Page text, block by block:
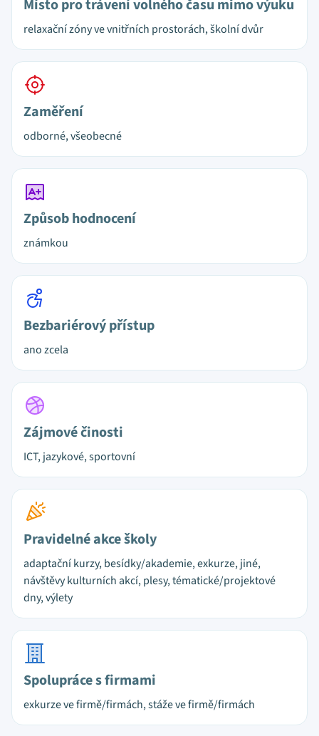
Místo pro trávení volného času mimo výuku
relaxační zóny ve vnitřních prostorách, školní dvůr
Zaměření
odborné, všeobecné
Způsob hodnocení
známkou
Bezbariérový přístup
ano zcela
Zájmové činosti
ICT, jazykové, sportovní
Pravidelné akce školy
adaptační kurzy, besídky/akademie, exkurze, jiné,
návštěvy kulturních akcí, plesy, tématické/projektové
dny, výlety
Spolupráce s firmami
exkurze ve firmě/firmách, stáže ve firmě/firmách